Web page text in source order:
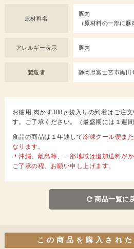
原材料名
豚肉
（原材料の一部に
アレルギー表示 豚肉
製造者 静岡県富士宮市黒
お徳用 肉かす300ｇ袋入りの到着はご注
す。ご了承ください。（最盛期には１週
食品の商品は１年通して冷凍クール便ま
なります。
＊沖縄、離島等、一部地域は追加送料が
ご了承の程、お願い申し上げます。
商品一覧に
この商品を購入され